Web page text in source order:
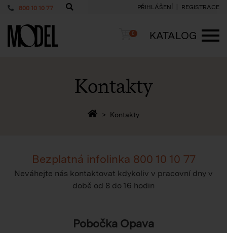
800 10 10 77 PŘIHLÁŠENÍ REGISTRACE
PackShop Košík
0
KATALOG
Kontakty
Zpět na homepage
Kontakty
Bezplatná infolinka 800 10 10 77
Neváhejte nás kontaktovat kdykoliv v pracovní dny v
době od 8 do 16 hodin
Pobočka Opava